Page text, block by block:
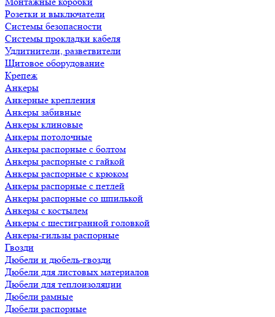
Розетки и выключатели
Системы безопасности
Системы прокладки кабеля
Удлитнители, разветвители
Щитовое оборудование
Крепеж
Анкеры
Анкерные крепления
Анкеры забивные
Анкеры клиновые
Анкеры потолочные
Анкеры распорные с болтом
Анкеры распорные с гайкой
Анкеры распорные с крюком
Анкеры распорные с петлей
Анкеры распорные со шпилькой
Анкеры с костылем
Анкеры с шестигранной головкой
Анкеры-гильзы распорные
Гвозди
Дюбели и дюбель-гвозди
Дюбели для листовых материалов
Дюбели для теплоизоляции
Дюбели рамные
Дюбели распорные